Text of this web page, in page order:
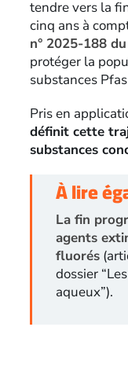
tendre vers la
cinq ans à
n° 2025-188
protéger la
substances
Pris en
définit cette
substances
À lire
La fin
agents
fluorés
dossier
aqueux”).